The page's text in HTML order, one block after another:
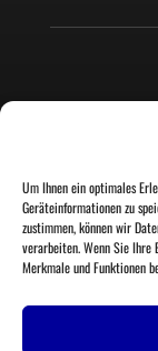
Um Ihnen ein optimales
Geräteinformationen zu
zustimmen, können wir
verarbeiten. Wenn Sie Ihre
Merkmale und Funktionen